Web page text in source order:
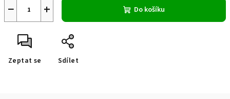
+
− Do košíku
Zeptat se Sdílet